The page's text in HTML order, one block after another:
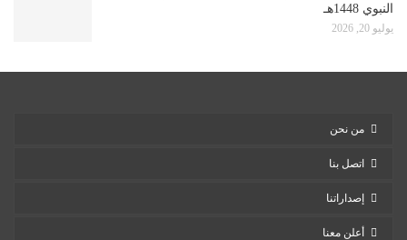
النبوي 1448هـ
يوليو 20, 2026
من نحن
اتصل بنا
إصداراتنا
أعلن معنا